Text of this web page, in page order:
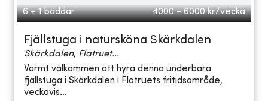
6 + 1 bäddar 4000 - 6000 kr/vecka
Fjällstuga i natursköna Skärkdalen
Skärkdalen, Flatruet...
Varmt välkommen att hyra denna underbara
fjällstuga i Skärkdalen i Flatruets fritidsområde,
veckovis...